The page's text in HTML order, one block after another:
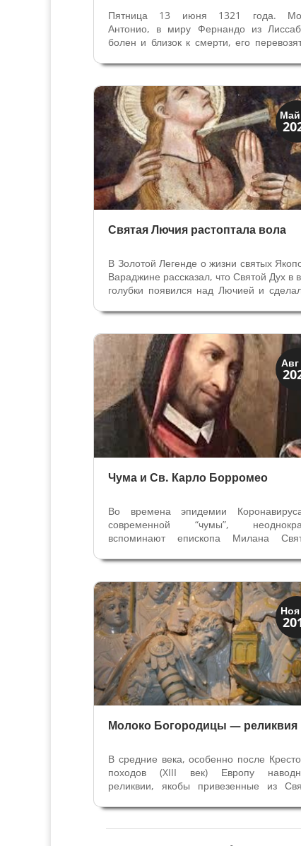
Пятница 13 июня 1321 года.
Антонио, в миру Фернандо из
болен и близок к смерти, его
маленькой деревни Кампсанпьеро к
в котором он хочет умереть.
к северной окраине Падуи (в Арчеллу)...
Святые и реликвии
Традиции
Святая Лючия растоптала вола
В Золотой Легенде о жизни святых
Вараджине рассказал, что Святой Дух в
голубки появился над Лючией и
места, чтобы отвести на
мученичества за христианскую
отказ поклоняться идолам ее...
Авг
Святые и реликвии
Традиции
Чума и Св. Карло Борромео
Во времена эпидемии
современной “чумы”,
вспоминают епископа Милана
Борромео (1538 – 1584) -
«человек, который, в мире уговоров,
распятый на...
Святые и реликвии
Традиции
Молоко Богородицы — реликвия
В средние века, особенно после
походов (XIII век) Европу
реликвии, якобы привезенные из
предметов, выдаваемых за
реликвии. Читайте статью Из какого